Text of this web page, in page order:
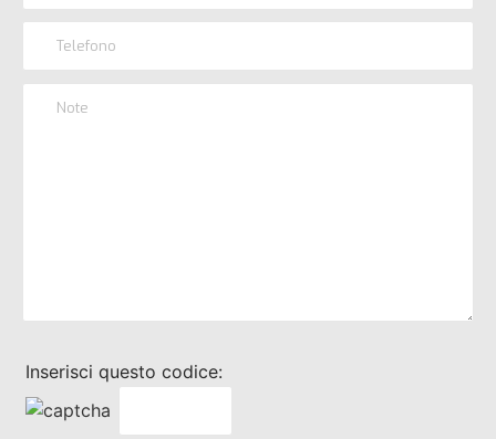
Inserisci questo codice: